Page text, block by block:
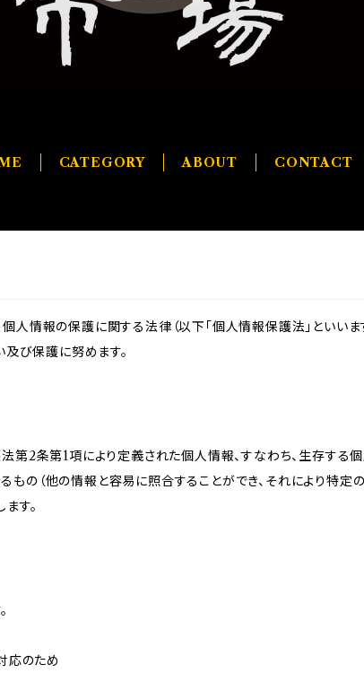
CATEGORY ABOUT CONTACT
情報の保護に関する法律（以下「個人情報保護法」といいま
及び保護に努めます。
第2条第1項により定義された個人情報、すなわち、生存する
の（他の情報と容易に照合することができ、それにより特定
す。
応のため